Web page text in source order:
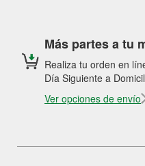
Más partes a tu
Realiza tu orden en
Día Siguiente a
Ver opciones de envío